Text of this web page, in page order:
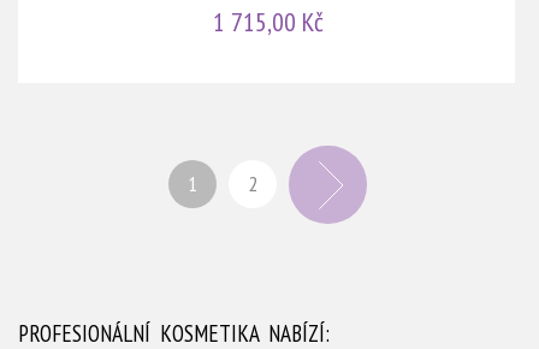
1 715,00 Kč
1 2
PROFESIONÁLNÍ KOSMETIKA NABÍZÍ: